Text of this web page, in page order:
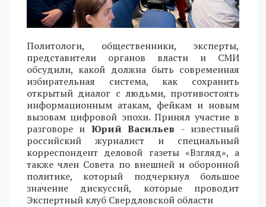
Политологи, общественники, эксперты,
представители органов власти и СМИ
обсудили, какой должна быть современная
избирательная система, как сохранить
открытый диалог с людьми, противостоять
информационным атакам, фейкам и новым
вызовам цифровой эпохи. Принял участие в
разговоре и Юрий Васильев - известный
российский журналист и специальный
корреспондент деловой газеты «Взгляд», а
также член Совета по внешней и оборонной
политике, который подчеркнул большое
значение дискуссий, которые проводит
Экспертный клуб Свердловской области